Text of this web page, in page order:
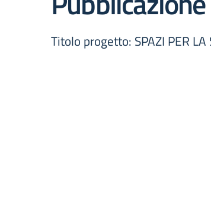
Titolo progetto: SPAZI PER LA